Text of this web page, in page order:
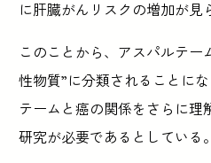
に肝臓がんリスクの増加が見
このことから、アスパルテー
性物質”に分類されることに
テームと癌の関係をさらに理
研究が必要であるとしている。